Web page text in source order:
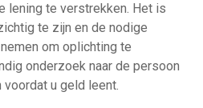
lening te verstrekken. Het is
te zijn en de nodige
om oplichting te
onderzoek naar de persoon
u geld leent.